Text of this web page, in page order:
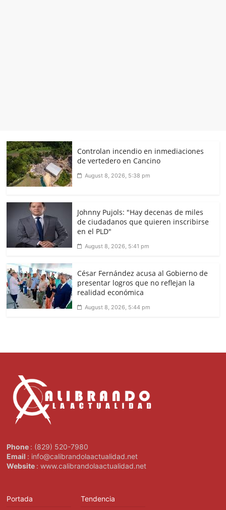
Controlan incendio en inmediaciones
de vertedero en Cancino
August 8, 2026, 5:38 pm
Johnny Pujols: "Hay decenas de miles
de ciudadanos que quieren inscribirse
en el PLD"
August 8, 2026, 5:41 pm
César Fernández acusa al Gobierno de
presentar logros que no reflejan la
realidad económica
August 8, 2026, 5:44 pm
Phone : (829) 520-7980
Email : info@calibrandolaactualidad.net
Website : www.calibrandolaactualidad.net
Portada Tendencia